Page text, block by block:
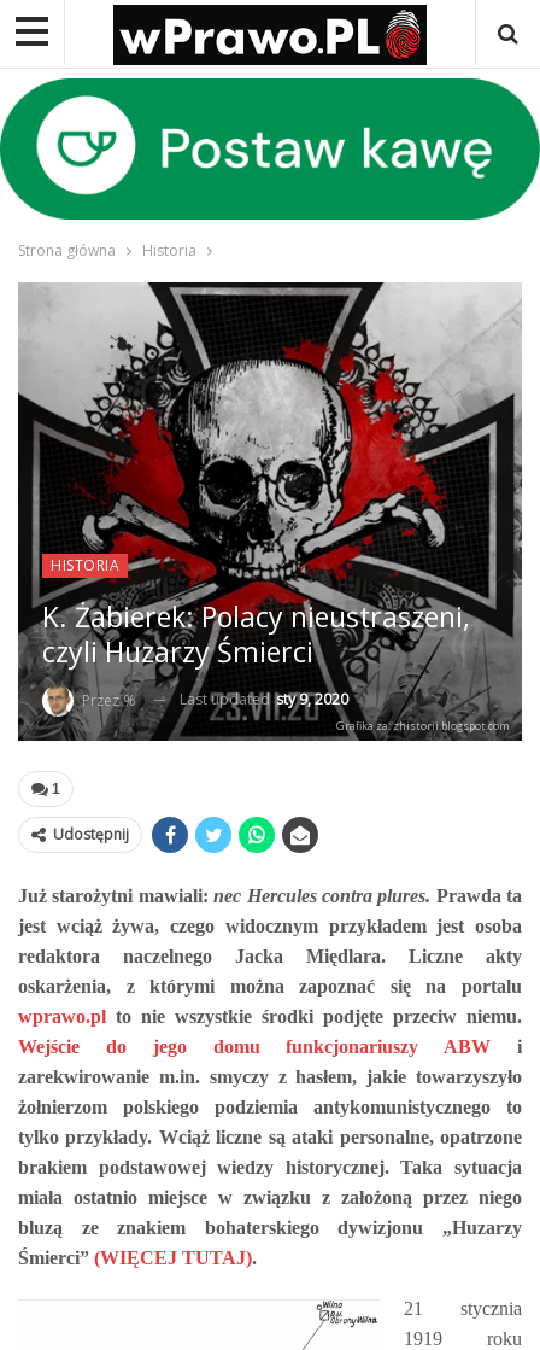
Strona główna Historia
HISTORIA
K. Żabierek: Polacy nieustraszeni,
czyli Huzarzy Śmierci
Przez % Last updated sty 9, 2020
Grafika za: zhistorii.blogspot.com
1
Udostępnij
Już starożytni mawiali:nec Hercules contra plures. Prawda ta
jest wciąż żywa, czego widocznym przykładem jest osoba
redaktora naczelnego Jacka Międlara. Liczne akty
oskarżenia, z którymi można zapoznać się na portalu
wprawo.pl to nie wszystkie środki podjęte przeciw niemu.
Wejście do jego domu funkcjonariuszy ABW i
zarekwirowanie m.in. smyczy z hasłem, jakie towarzyszyło
żołnierzom polskiego podziemia antykomunistycznego to
tylko przykłady. Wciąż liczne są ataki personalne, opatrzone
brakiem podstawowej wiedzy historycznej. Taka sytuacja
miała ostatnio miejsce w związku z założoną przez niego
bluzą ze znakiem bohaterskiego dywizjonu „Huzarzy
Śmierci” (WIĘCEJ TUTAJ).
21 stycznia
1919 roku